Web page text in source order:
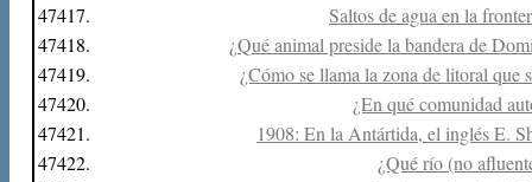
47417.
Saltos de agua en la
47418.
¿Qué animal preside la bandera de
47419.
¿Cómo se llama la zona de litoral que
47420.
¿En qué comunidad
47421.
1908: En la Antártida, el inglés E.
47422.
¿Qué río (no